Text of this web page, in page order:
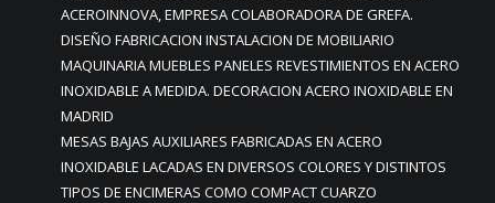
ACEROINNOVA, EMPRESA COLABORADORA DE GREFA.
DISEÑO FABRICACION INSTALACION DE MOBILIARIO
MAQUINARIA MUEBLES PANELES REVESTIMIENTOS EN ACERO
INOXIDABLE A MEDIDA. DECORACION ACERO INOXIDABLE EN
MADRID
MESAS BAJAS AUXILIARES FABRICADAS EN ACERO
INOXIDABLE LACADAS EN DIVERSOS COLORES Y DISTINTOS
TIPOS DE ENCIMERAS COMO COMPACT CUARZO